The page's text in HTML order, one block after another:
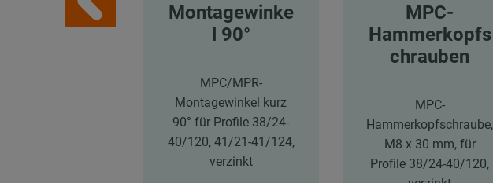
Montagewinke
l 90°
MPC/MPR-
Montagewinkel kurz
90° für Profile 38/24-
40/120, 41/21-41/124,
verzinkt
MPC-
Hammerkopfs
chrauben
MPC-
Hammerkopfschraube,
M8 x 30 mm, für
Profile 38/24-40/120,